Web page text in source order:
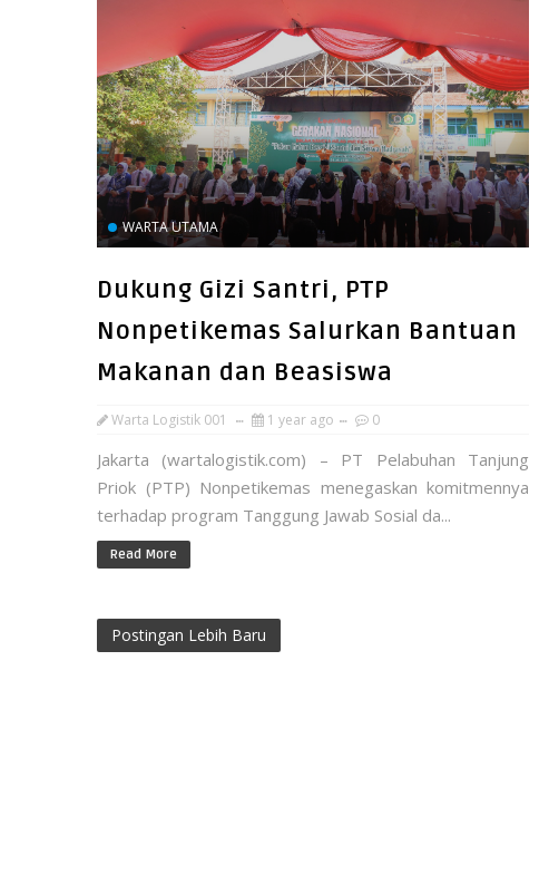
WARTA UTAMA
Dukung Gizi Santri, PTP
Nonpetikemas Salurkan Bantuan
Makanan dan Beasiswa
Warta Logistik 001 1 year ago 0
Jakarta (wartalogistik.com) – PT Pelabuhan Tanjung
Priok (PTP) Nonpetikemas menegaskan komitmennya
terhadap program Tanggung Jawab Sosial da...
Read More
Postingan Lebih Baru